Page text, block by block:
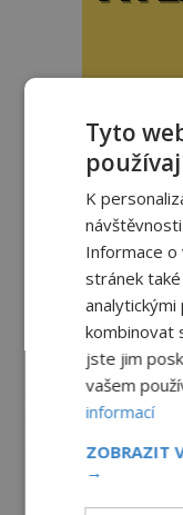
Tyto
K
Informace o
stránek
kombinovat
jste jim
vašem
informací
ZOBRAZIT
→